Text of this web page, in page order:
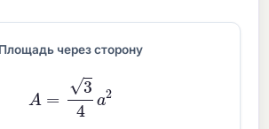
Площадь через сторону
4a